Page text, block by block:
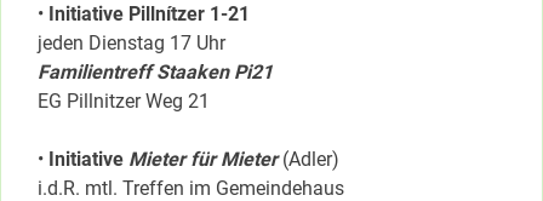
• Initiative Pillnítzer 1-21
jeden Dienstag 17 Uhr
Familientreff Staaken Pi21
EG Pillnitzer Weg 21
• Initiative Mieter für Mieter(Adler)
i.d.R. mtl. Treffen im Gemeindehaus